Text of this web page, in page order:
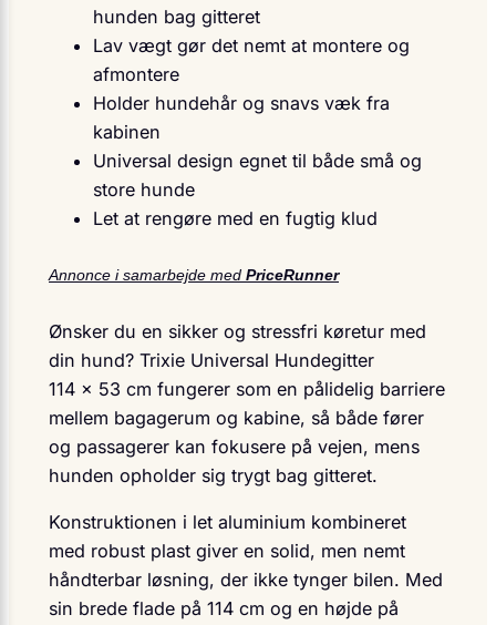
hunden bag gitteret
Lav vægt gør det nemt at montere og
afmontere
Holder hundehår og snavs væk fra
kabinen
Universal design egnet til både små og
store hunde
Let at rengøre med en fugtig klud
Annonce i samarbejde med PriceRunner
Ønsker du en sikker og stressfri køretur med
din hund? Trixie Universal Hundegitter
114 × 53 cm fungerer som en pålidelig barriere
mellem bagagerum og kabine, så både fører
og passagerer kan fokusere på vejen, mens
hunden opholder sig trygt bag gitteret.
Konstruktionen i let aluminium kombineret
med robust plast giver en solid, men nemt
håndterbar løsning, der ikke tynger bilen. Med
sin brede flade på 114 cm og en højde på